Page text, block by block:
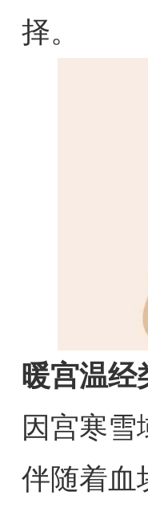
择。
暖宫温经
因宫寒雪
伴随着血